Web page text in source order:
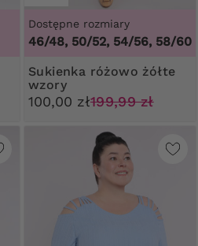
Dostępne rozmiary
46/48, 50/52, 54/56, 58/60
Sukienka różowo żółte
wzory
100,00 zł199,99 zł